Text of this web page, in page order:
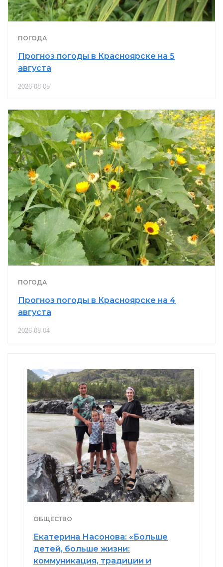
ПОГОДА
Прогноз погоды в Красноярске на 5
августа
2026-08-05
ПОГОДА
Прогноз погоды в Красноярске на 4
августа
2026-08-04
ОБЩЕСТВО
Екатерина Насонова: «Больше
детей, больше жизни:
коммуникация, традиции и